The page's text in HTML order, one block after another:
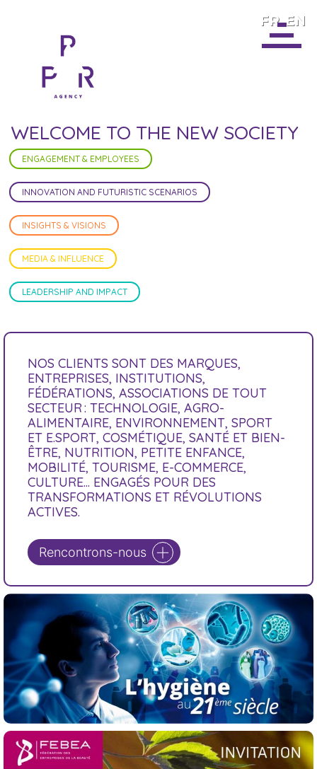
FR EN
WELCOME TO THE NEW SOCIETY
ENGAGEMENT & EMPLOYEES
INNOVATION AND FUTURISTIC SCENARIOS
INSIGHTS & VISIONS
MEDIA & INFLUENCE
LEADERSHIP AND IMPACT
NOS CLIENTS SONT DES MARQUES,
ENTREPRISES, INSTITUTIONS,
FÉDÉRATIONS, ASSOCIATIONS DE TOUT
SECTEUR : TECHNOLOGIE, AGRO-
ALIMENTAIRE, ENVIRONNEMENT, SPORT
ET E.SPORT, COSMÉTIQUE, SANTÉ ET BIEN-
ÊTRE, NUTRITION, PETITE ENFANCE,
MOBILITÉ, TOURISME, E-COMMERCE,
CULTURE… ENGAGÉS POUR DES
TRANSFORMATIONS ET RÉVOLUTIONS
ACTIVES.
Rencontrons-nous